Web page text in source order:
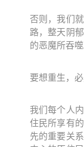
否则，我们
路，整天阴
的恶魔所吞噬
要想重生，必
我们每个人
住民所享有
先的重要关